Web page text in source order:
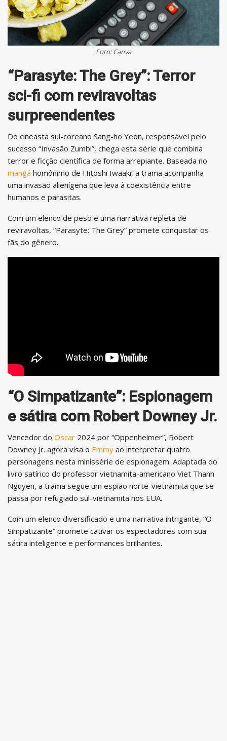
Foto: Canva
“Parasyte: The Grey”: Terror
sci-fi com reviravoltas
surpreendentes
Do cineasta sul-coreano Sang-ho Yeon, responsável pelo
sucesso “Invasão Zumbi”, chega esta série que combina
terror e ficção científica de forma arrepiante. Baseada no
mangá homônimo de Hitoshi Iwaaki, a trama acompanha
uma invasão alienígena que leva à coexistência entre
humanos e parasitas.
Com um elenco de peso e uma narrativa repleta de
reviravoltas, “Parasyte: The Grey” promete conquistar os
fãs do gênero.
“O Simpatizante”: Espionagem
e sátira com Robert Downey Jr.
Vencedor do Oscar 2024 por “Oppenheimer”, Robert
Downey Jr. agora visa o Emmy ao interpretar quatro
personagens nesta minissérie de espionagem. Adaptada do
livro satírico do professor vietnamita-americano Viet Thanh
Nguyen, a trama segue um espião norte-vietnamita que se
passa por refugiado sul-vietnamita nos EUA.
Com um elenco diversificado e uma narrativa intrigante, “O
Simpatizante” promete cativar os espectadores com sua
sátira inteligente e performances brilhantes.